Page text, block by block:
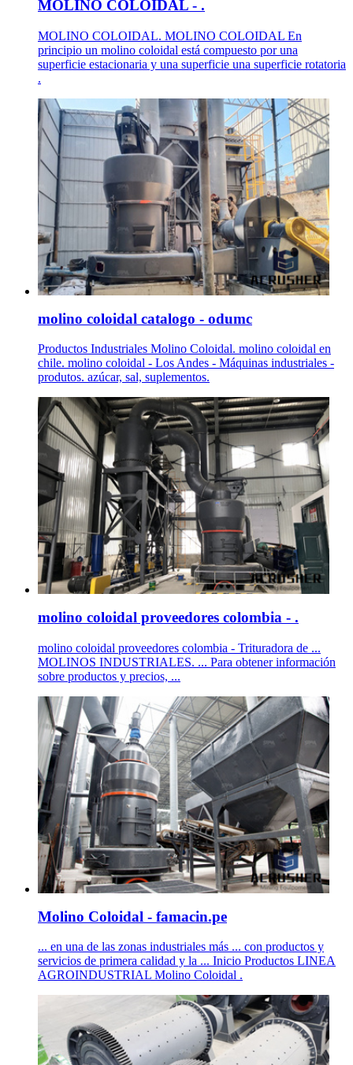
MOLINO COLOIDAL - .
MOLINO COLOIDAL. MOLINO COLOIDAL En
principio un molino coloidal está compuesto por una
superficie estacionaria y una superficie una superficie rotatoria
.
molino coloidal catalogo - odumc
Productos Industriales Molino Coloidal. molino coloidal en
chile. molino coloidal - Los Andes - Máquinas industriales -
produtos. azúcar, sal, suplementos.
molino coloidal proveedores colombia - .
molino coloidal proveedores colombia - Trituradora de ...
MOLINOS INDUSTRIALES. ... Para obtener información
sobre productos y precios, ...
Molino Coloidal - famacin.pe
... en una de las zonas industriales más ... con productos y
servicios de primera calidad y la ... Inicio Productos LINEA
AGROINDUSTRIAL Molino Coloidal .